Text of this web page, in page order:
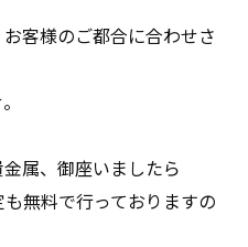
客様のご都合に合わせさ
属、御座いましたら
無料で行っておりますの